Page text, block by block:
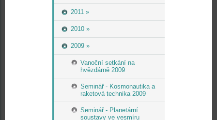
2011 »
2010 »
2009 »
Vanoční setkání na
hvězdárně 2009
Seminář - Kosmonautika a
raketová technika 2009
Seminář - Planetární
soustavy ve vesmíru